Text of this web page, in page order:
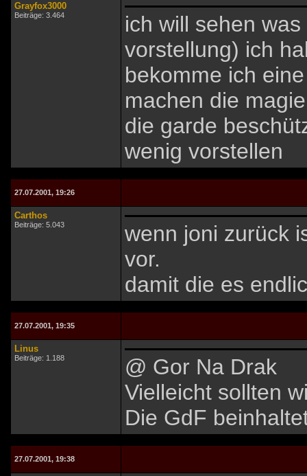
Grayfox3000
Beiträge: 3.464
ich will sehen
vorstellung) ich
bekomme ich
machen die
die garde
wenig vorstellen
27.07.2001, 19:26
Carthos
Beiträge: 5.043
wenn joni zurück
vor.
damit die es
27.07.2001, 19:35
Linus
Beiträge: 1.188
@ Gor Na Drak
Vielleicht sollten
Die GdF
27.07.2001, 19:38